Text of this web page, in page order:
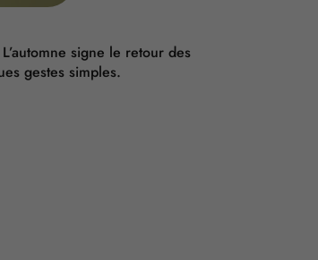
signe le retour des
gestes simples.